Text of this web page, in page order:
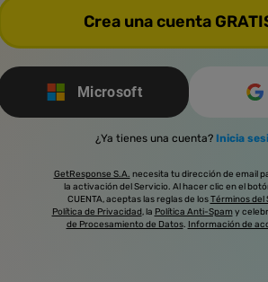
Crea una cuenta
Microsoft
¿Ya tienes una cuenta? Inicia
GetResponse S.A. necesita tu dirección de email
la activación del Servicio. Al hacer clic en el
CUENTA, aceptas las reglas de losTérminos del
Política de Privacidad, la Política Anti-Spamy
de Procesamiento de Datos. Información de